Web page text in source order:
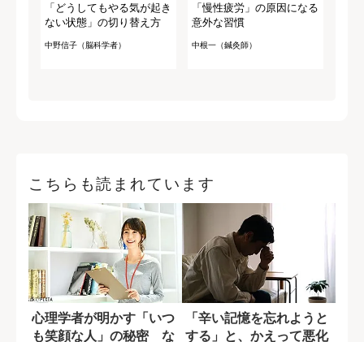
「どうしてもやる気が起き
ない状態」の切り替え方
中野信子（脳科学者）
「慢性疲労」の原因になる
意外な習慣
中根一（鍼灸師）
こちらも読まれています
心理学者が明かす「いつ
も笑顔な人」の秘密 な
「辛い記憶を忘れようと
する」と、かえって悪化